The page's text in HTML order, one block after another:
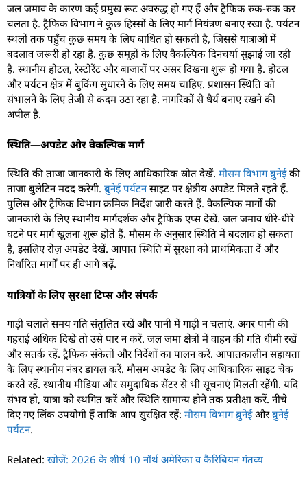
जल जमाव के कारण कई प्रमुख रूट अवरुद्ध हो गए हैं और ट्रैफिक रुक-रुक कर
चलता है. ट्रैफिक विभाग ने कुछ हिस्सों के लिए मार्ग नियंत्रण बनाए रखा है. पर्यटन
स्थलों तक पहुँच कुछ समय के लिए बाधित हो सकती है, जिससे यात्राओं में
बदलाव जरूरी हो रहा है. कुछ समूहों के लिए वैकल्पिक दिनचर्या सुझाई जा रही
है. स्थानीय होटल, रेस्टोरेंट और बाजारों पर असर दिखना शुरू हो गया है. होटल
और पर्यटन क्षेत्र में बुकिंग सुधारने के लिए समय चाहिए. प्रशासन स्थिति को
संभालने के लिए तेजी से कदम उठा रहा है. नागरिकों से धैर्य बनाए रखने की
अपील है.
स्थिति—अपडेट और वैकल्पिक मार्ग
स्थिति की ताजा जानकारी के लिए आधिकारिक स्रोत देखें. मौसम विभाग ब्रुनेईकी
ताजा बुलेटिन मदद करेगी. ब्रुनेई पर्यटनसाइट पर क्षेत्रीय अपडेट मिलते रहते हैं.
पुलिस और ट्रैफिक विभाग क्रमिक निर्देश जारी करते हैं. वैकल्पिक मार्गों की
जानकारी के लिए स्थानीय मार्गदर्शक और ट्रैफिक एप्स देखें. जल जमाव धीरे-धीरे
घटने पर मार्ग खुलना शुरू होते हैं. मौसम के अनुसार स्थिति में बदलाव हो सकता
है, इसलिए रोज़ अपडेट देखें. आपात स्थिति में सुरक्षा को प्राथमिकता दें और
निर्धारित मार्गों पर ही आगे बढ़ें.
यात्रियों के लिए सुरक्षा टिप्स और संपर्क
गाड़ी चलाते समय गति संतुलित रखें और पानी में गाड़ी न चलाएं. अगर पानी की
गहराई अधिक दिखे तो उसे पार न करें. जल जमा क्षेत्रों में वाहन की गति धीमी रखें
और सतर्क रहें. ट्रैफिक संकेतों और निर्देशों का पालन करें. आपातकालीन सहायता
के लिए स्थानीय नंबर डायल करें. मौसम अपडेट के लिए आधिकारिक साइट चेक
करते रहें. स्थानीय मीडिया और समुदायिक सेंटर से भी सूचनाएं मिलती रहेंगी. यदि
संभव हो, यात्रा को स्थगित करें और स्थिति सामान्य होने तक प्रतीक्षा करें. नीचे
दिए गए लिंक उपयोगी हैं ताकि आप सुरक्षित रहें: मौसम विभाग ब्रुनेईऔरब्रुनेई
पर्यटन.
Related: खोजें: 2026 के शीर्ष 10 नॉर्थ अमेरिका व कैरिबियन गंतव्य